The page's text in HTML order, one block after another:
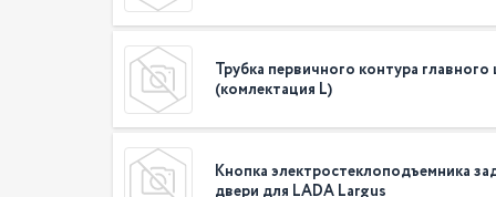
Трубка первичного контура
(комлектация L)
Кнопка электростеклоподъемника
двери для LADA Largus